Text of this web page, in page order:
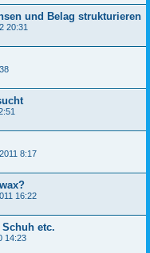
und Belag strukturieren
20:31
8:17
16:22
etc.
14:23